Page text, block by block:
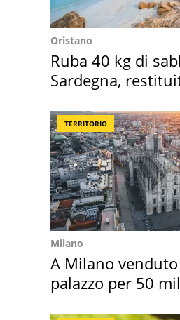
Oristano
Ruba 40 kg di
Sardegna,
TERRITORIO
Milano
A Milano
palazzo per 50